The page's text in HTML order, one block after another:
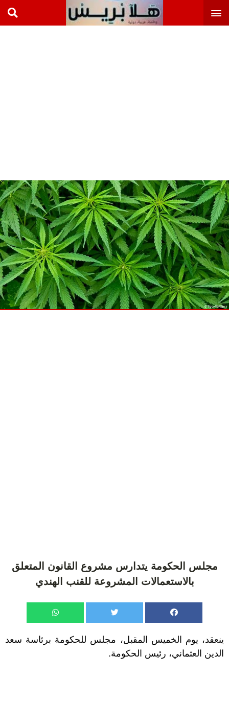
مجلس الحكومة يتدارس مشروع القانون المتعلق
بالاستعمالات المشروعة للقنب الهندي
ينعقد، يوم الخميس المقبل، مجلس للحكومة برئاسة سعد
الدين العثماني، رئيس الحكومة.